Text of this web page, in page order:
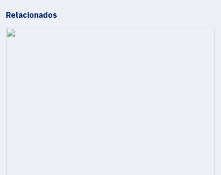
Relacionados